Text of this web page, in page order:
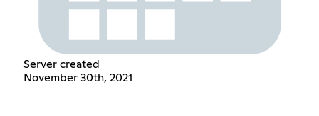
Server created
November 30th, 2021